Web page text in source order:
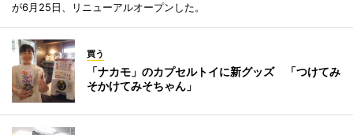
が6月25日、リニューアルオープンした。
買う
「ナカモ」のカプセルトイに新グッズ 「つけてみ
そかけてみそちゃん」